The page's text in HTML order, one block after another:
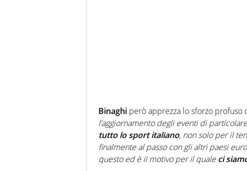
Binaghi però apprezza lo sforzo
l’aggiornamento degli eventi di
tutto lo sport italiano, non solo per il
finalmente al passo con gli altri paesi
questo ed è il motivo per il qualeci